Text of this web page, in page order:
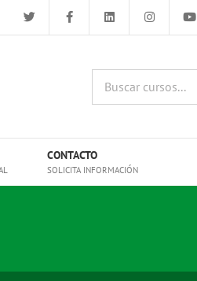
cursos:
CONTACTO
SOLICITA INFORMACIÓN